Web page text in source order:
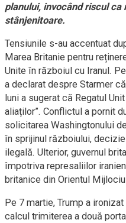
planului, invocând riscul
stânjenitoare.
Tensiunile s-au accentuat
Marea Britanie pentru
Unite în războiul cu Iranul.
a declarat despre Starmer
luni a sugerat că Regatul
aliaților”. Conflictul a pornit
solicitarea Washingtonului
în sprijinul războiului,
ilegală. Ulterior, guvernul
împotriva represaliilor
britanice din Orientul
Pe 7 martie, Trump a
calcul trimiterea a două